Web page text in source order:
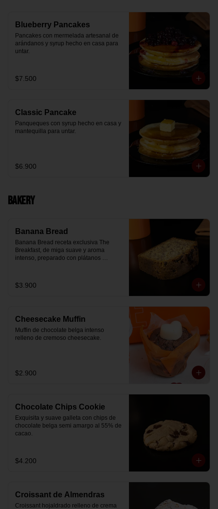
Blueberry Pancakes
Pancakes con mermelada artesanal de
arándanos y syrup hecho en casa para
untar.
$7.500
Classic Pancake
Panqueques con syrup hecho en casa y
mantequilla para untar.
$6.900
Bakery
Banana Bread
Banana Bread receta exclusiva The
Breakfast, de miga suave y aroma
intenso, preparado con plátanos
$3.900
Cheesecake Muffin
Muffin de chocolate belga intenso
relleno de cremoso cheesecake.
$2.900
Chocolate Chips Cookie
Exquisita y suave galleta con chips de
chocolate belga semi amargo al 55% de
cacao.
$4.200
Croissant de Almendras
Croissant hojaldrado relleno de crema